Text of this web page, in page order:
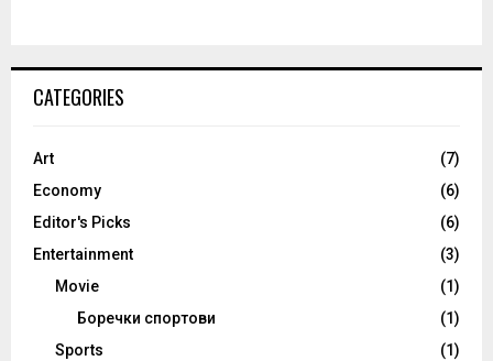
CATEGORIES
Art
(7)
Economy
(6)
Editor's Picks
(6)
Entertainment
(3)
Movie
(1)
Боречки спортови
(1)
Sports
(1)